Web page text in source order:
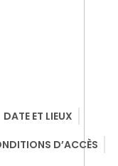
DATE ET LIEUX
D’ACCÈS